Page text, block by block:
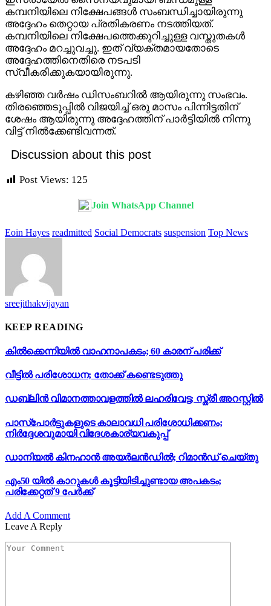
കമ്പനിയിലെ നിക്ഷേപങ്ങൾ സംബന്ധിച്ചായിരുന്നു
അദ്ദേഹം തെറ്റായ പ്രതികരണം നടത്തിയത്.
കമ്പനിയിലെ നിക്ഷേപത്തെക്കുറിച്ചുള്ള വസ്തുതകൾ
അദ്ദേഹം മറച്ചുവച്ചു. ഇത് വ്യക്തമായതോടെ
അദ്ദേഹത്തിനെതിരെ നടപടി
സ്വീകരിക്കുകയായിരുന്നു.
കഴിഞ്ഞ വർഷം ഡിസംബറിൽ ആയിരുന്നു സംഭവം.
തിരഞ്ഞെടുപ്പിൽ വിജയിച്ച് ഒരു മാസം പിന്നിട്ടതിന്
ശേഷം ആയിരുന്നു അദ്ദേഹത്തിന് പാർട്ടിയിൽ നിന്നു
വിട്ട് നിൽക്കേണ്ടിവന്നത്.
Discussion about this post
Post Views: 125
Join WhatsApp Channel
Eoin Hayes readmitted Social Democrats suspension Top News
sreejithakvijayan
KEEP READING
കിൽക്കെന്നിയിൽ വാഹനാപകടം; 60 കാരന് പരിക്ക്
വീട്ടിൽ പരിശോധന; തോക്ക് കണ്ടെടുത്തു
ഡബ്ലിൻ വിമാനത്താവളത്തിൽ ലഹരിവേട്ട; സ്ത്രീ അറസ്റ്റിൽ
പാസ്‌പോർട്ടുകളുടെ കാലാവധി പരിശോധിക്കണം;
നിർദ്ദേശവുമായി വിദേശകാര്യവകുപ്പ്
ഡാനിയൽ കിനഹാൻ അയർലൻഡിൽ; റിമാൻഡ് ചെയ്തു
എം50 യിൽ കാറുകൾ കൂട്ടിയിടിച്ചുണ്ടായ അപകടം;
പരിക്കേറ്റത് 9 പേർക്ക്
Add A Comment
Leave A Reply